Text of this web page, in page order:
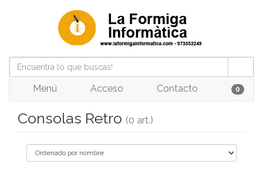
Menú Acceso Contacto 0
Consolas Retro (0 art.)